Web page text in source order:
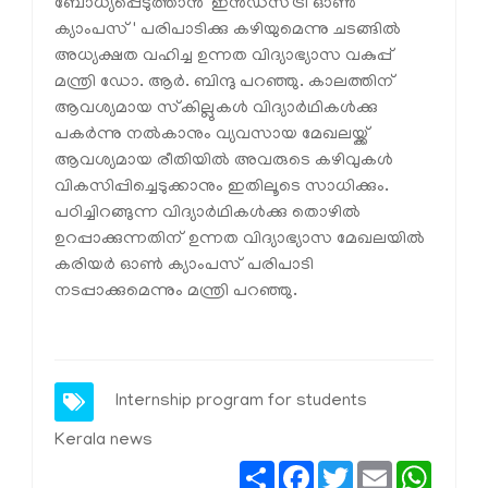
ബോധ്യപ്പെടുത്താൻ 'ഇൻഡസ്ട്രി ഓൺ
ക്യാംപസ്' പരിപാടിക്കു കഴിയുമെന്നു ചടങ്ങിൽ
അധ്യക്ഷത വഹിച്ച ഉന്നത വിദ്യാഭ്യാസ വകുപ്പ്
മന്ത്രി ഡോ. ആർ. ബിന്ദു പറഞ്ഞു. കാലത്തിന്
ആവശ്യമായ സ്‌കില്ലുകൾ വിദ്യാർഥികൾക്കു
പകർന്നു നൽകാനും വ്യവസായ മേഖലയ്ക്ക്
ആവശ്യമായ രീതിയിൽ അവരുടെ കഴിവുകൾ
വികസിപ്പിച്ചെടുക്കാനും ഇതിലൂടെ സാധിക്കും.
പഠിച്ചിറങ്ങുന്ന വിദ്യാർഥികൾക്കു തൊഴിൽ
ഉറപ്പാക്കുന്നതിന് ഉന്നത വിദ്യാഭ്യാസ മേഖലയിൽ
കരിയർ ഓൺ ക്യാംപസ് പരിപാടി
നടപ്പാക്കുമെന്നും മന്ത്രി പറഞ്ഞു.
Internship program for students
Kerala news
ShareFacebook
TwitterEmail